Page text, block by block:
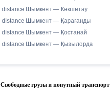
distance Шымкент — Көкшетау
distance Шымкент — Қарағанды
distance Шымкент — Қостанай
distance Шымкент — Қызылорда
Свободные грузы и попутный транспорт